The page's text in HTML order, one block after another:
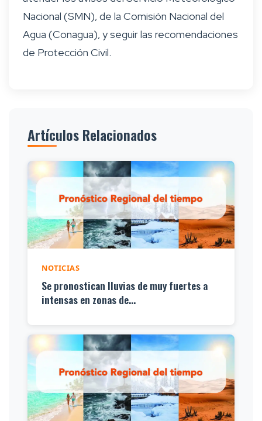
Nacional (SMN), de la Comisión Nacional del
Agua (Conagua), y seguir las recomendaciones
de Protección Civil.
Artículos Relacionados
NOTICIAS
Se pronostican lluvias de muy fuertes a
intensas en zonas de...